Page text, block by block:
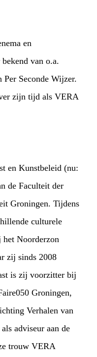
en
van o.a.
Per Seconde Wijzer.
zijn tijd als VERA
en Kunstbeleid (nu:
de Faculteit der
Groningen. Tijdens
culturele
het Noorderzon
zij sinds 2008
is zij voorzitter bij
Groningen,
Verhalen van
adviseur aan de
trouw VERA